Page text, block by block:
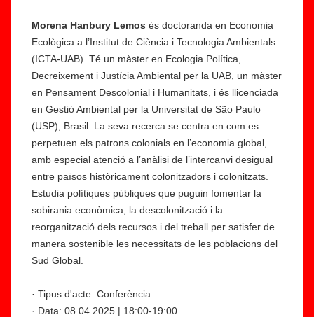
Morena Hanbury Lemos és doctoranda en Economia
Ecològica a l’Institut de Ciència i Tecnologia Ambientals
(ICTA-UAB). Té un màster en Ecologia Política,
Decreixement i Justícia Ambiental per la UAB, un màster
en Pensament Descolonial i Humanitats, i és llicenciada
en Gestió Ambiental per la Universitat de São Paulo
(USP), Brasil. La seva recerca se centra en com es
perpetuen els patrons colonials en l’economia global,
amb especial atenció a l’anàlisi de l’intercanvi desigual
entre països històricament colonitzadors i colonitzats.
Estudia polítiques públiques que puguin fomentar la
sobirania econòmica, la descolonització i la
reorganització dels recursos i del treball per satisfer de
manera sostenible les necessitats de les poblacions del
Sud Global.
· Tipus d'acte: Conferència
· Data: 08.04.2025 | 18:00-19:00